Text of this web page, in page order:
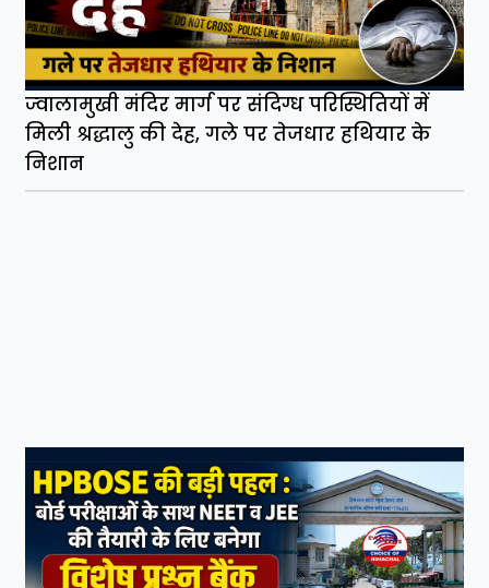
ज्वालामुखी मंदिर मार्ग पर संदिग्ध परिस्थितियों में
मिली श्रद्धालु की देह, गले पर तेजधार हथियार के
निशान